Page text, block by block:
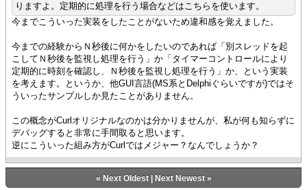
りますよ。定期的に処理を行う場合などはこちらを使います。
今までこういった実装をしたことがないため違和感を覚えました。
今までの経験からＮ秒後に何かをしたいのであれば「別スレッドを起
こしてＮ秒後を監視し処理を行う」か「タイマーコントロールにより
定期的に時刻を確認し、Ｎ秒後を監視し処理を行う」か、という実装
を考えます。というか、他GUI言語(MS系とDelphiぐらいですが)ではそ
ういったサンプルしか見たことがありません。
この概念がCurlオリジナルなのかは分かりませんが、私が何も知らずに
デバッグすると非常に手間取ると思います。
逆にこういった組み方がCurlではメジャー？なんでしょうか？
« Next Oldest| Next Newest»